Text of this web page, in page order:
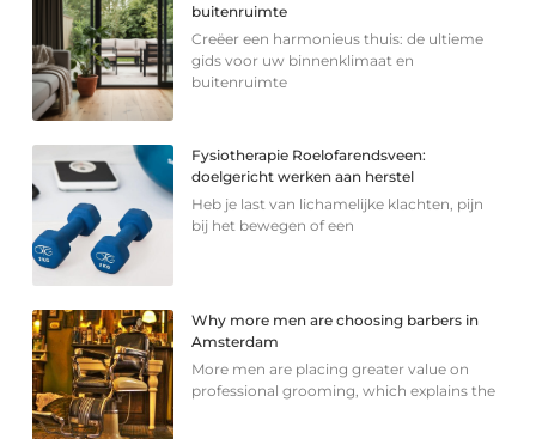
buitenruimte
Creëer een harmonieus thuis: de ultieme
gids voor uw binnenklimaat en
buitenruimte
Fysiotherapie Roelofarendsveen:
doelgericht werken aan herstel
Heb je last van lichamelijke klachten, pijn
bij het bewegen of een
Why more men are choosing barbers in
Amsterdam
More men are placing greater value on
professional grooming, which explains the